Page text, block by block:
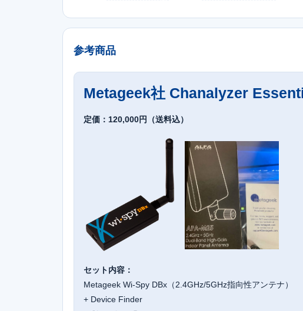
参考商品
Metageek社 Chanalyzer
定価：120,000円（送料込）
セット内容：
Metageek Wi-Spy DBx（2.4GHz/5GHz指向性アンテナ）
+ Device Finder